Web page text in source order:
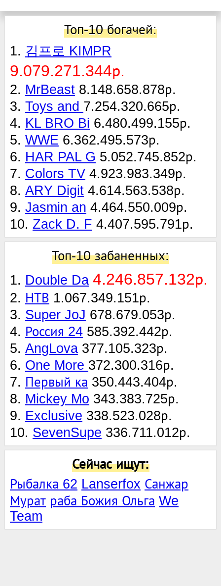
Топ-10 богачей:
1. 김프로 KIMPR
9.079.271.344р.
2. MrBeast 8.148.658.878р.
3. Toys and 7.254.320.665р.
4. KL BRO Bi 6.480.499.155р.
5. WWE 6.362.495.573р.
6. HAR PAL G 5.052.745.852р.
7. Colors TV 4.923.983.349р.
8. ARY Digit 4.614.563.538р.
9. Jasmin an 4.464.550.009р.
10. Zack D. F 4.407.595.791р.
Топ-10 забаненных:
1. Double Da 4.246.857.132р.
2. НТВ 1.067.349.151р.
3. Super JoJ 678.679.053р.
4. Россия 24 585.392.442р.
5. AngLova 377.105.323р.
6. One More 372.300.316р.
7. Первый ка 350.443.404р.
8. Mickey Mo 343.383.725р.
9. Exclusive 338.523.028р.
10. SevenSupe 336.711.012р.
Сейчас ищут:
Рыбалка 62 Lanserfox Санжар
Мурат раба Божия Ольга We
Team